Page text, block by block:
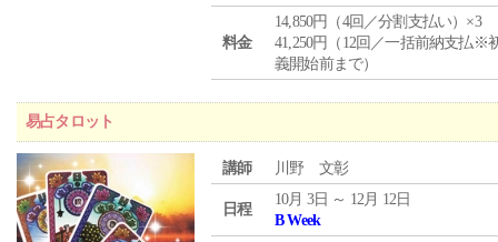
料金
14,850円（4回／分割支払い）×3
41,250円（12回／一括前納支払※
義開始前まで）
易占タロット
講師 川野 文彰
日程
10月 3日 ～ 12月 12日
B Week